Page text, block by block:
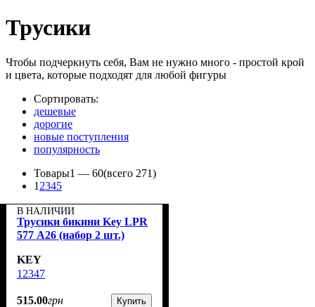
Трусики
Чтобы подчеркнуть себя, Вам не нужно много - простой крой
и цвета, которые подходят для любой фигуры
Сортировать:
дешевые
дорогие
новые поступления
популярность
Товары1 — 60(всего 271)
1 2345
В НАЛИЧИИ
Трусики бикини Key LPR
577 А26 (набор 2 шт.)
KEY
12347
515.00грн Купить